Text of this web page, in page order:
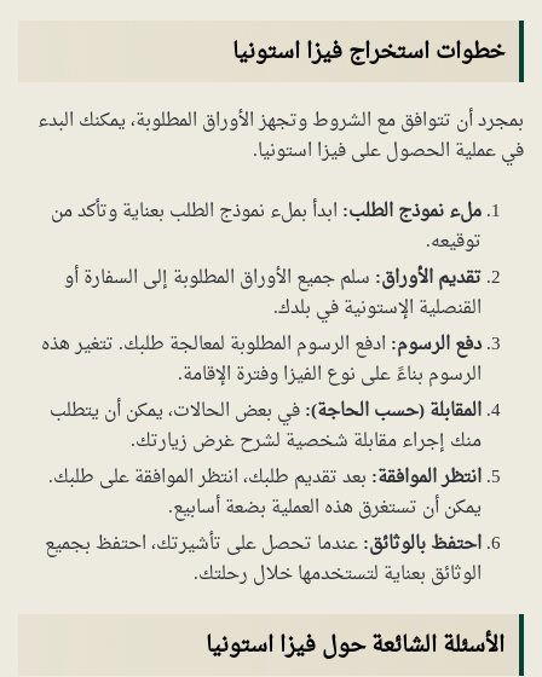
خطوات استخراج فيزا استونيا
بمجرد أن تتوافق مع الشروط وتجهز الأوراق المطلوبة، يمكنك البدء
في عملية الحصول على فيزا استونيا.
ملء نموذج الطلب: ابدأ بملء نموذج الطلب بعناية وتأكد من
توقيعه.
تقديم الأوراق: سلم جميع الأوراق المطلوبة إلى السفارة أو
القنصلية الإستونية في بلدك.
دفع الرسوم: ادفع الرسوم المطلوبة لمعالجة طلبك. تتغير هذه
الرسوم بناءً على نوع الفيزا وفترة الإقامة.
المقابلة (حسب الحاجة):في بعض الحالات، يمكن أن يتطلب
منك إجراء مقابلة شخصية لشرح غرض زيارتك.
انتظر الموافقة: بعد تقديم طلبك، انتظر الموافقة على طلبك.
يمكن أن تستغرق هذه العملية بضعة أسابيع.
احتفظ بالوثائق:عندما تحصل على تأشيرتك، احتفظ بجميع
الوثائق بعناية لتستخدمها خلال رحلتك.
الأسئلة الشائعة حول فيزا استونيا